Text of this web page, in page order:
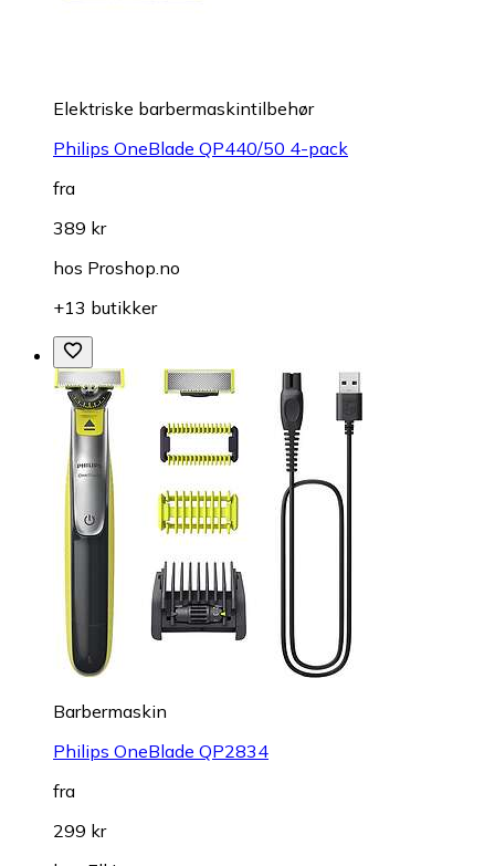
Elektriske barbermaskintilbehør
Philips OneBlade QP440/50 4-pack
fra
389 kr
hos Proshop.no
+13 butikker
Barbermaskin
Philips OneBlade QP2834
fra
299 kr